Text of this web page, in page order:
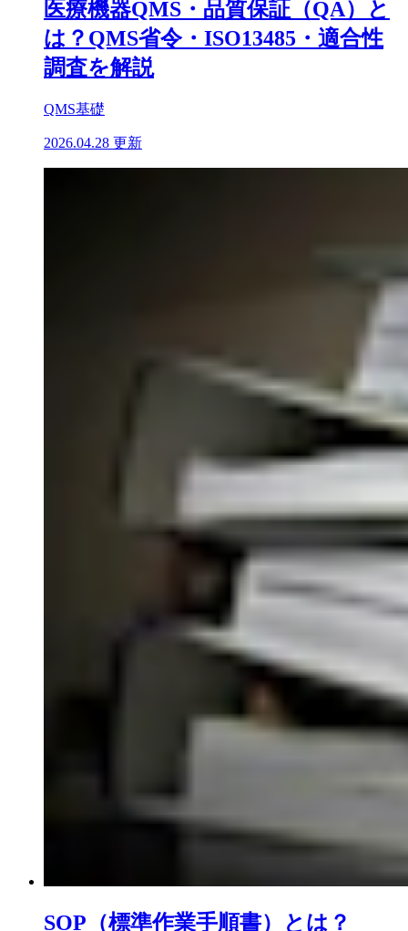
医療機器QMS・品質保証（QA）と
は？QMS省令・ISO13485・適合性
調査を解説
QMS基礎
2026.04.28 更新
SOP（標準作業手順書）とは？